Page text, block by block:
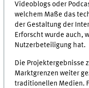
Videoblogs oder
welchem Maße das
der Gestaltung der
Erforscht wurde auch,
Nutzerbeteiligung hat.
Die Projektergebnisse
Marktgrenzen weiter
traditionellen Medien.